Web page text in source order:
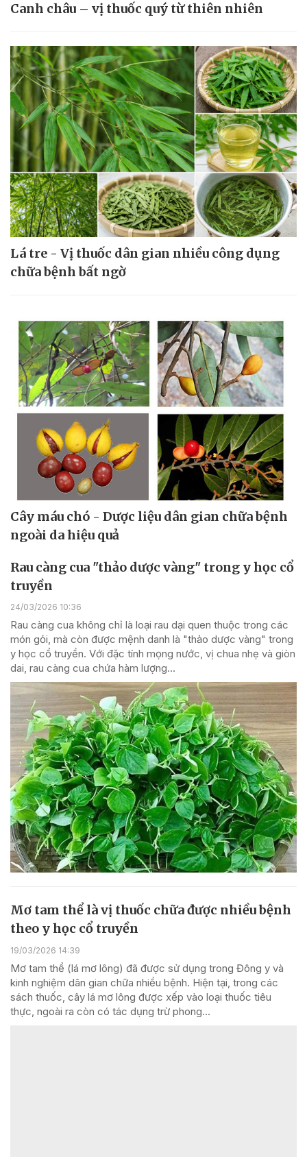
Canh châu – vị thuốc quý từ thiên nhiên
Lá tre - Vị thuốc dân gian nhiều công dụng
chữa bệnh bất ngờ
Cây máu chó - Dược liệu dân gian chữa bệnh
ngoài da hiệu quả
Rau càng cua "thảo dược vàng" trong y học cổ
truyền
24/03/2026 10:36
Rau càng cua không chỉ là loại rau dại quen thuộc trong các
món gỏi, mà còn được mệnh danh là "thảo dược vàng" trong
y học cổ truyền. Với đặc tính mọng nước, vị chua nhẹ và giòn
dai, rau càng cua chứa hàm lượng...
Mơ tam thể là vị thuốc chữa được nhiều bệnh
theo y học cổ truyền
19/03/2026 14:39
Mơ tam thể (lá mơ lông) đã được sử dụng trong Đông y và
kinh nghiệm dân gian chữa nhiều bệnh. Hiện tại, trong các
sách thuốc, cây lá mơ lông được xếp vào loại thuốc tiêu
thực, ngoài ra còn có tác dụng trừ phong...